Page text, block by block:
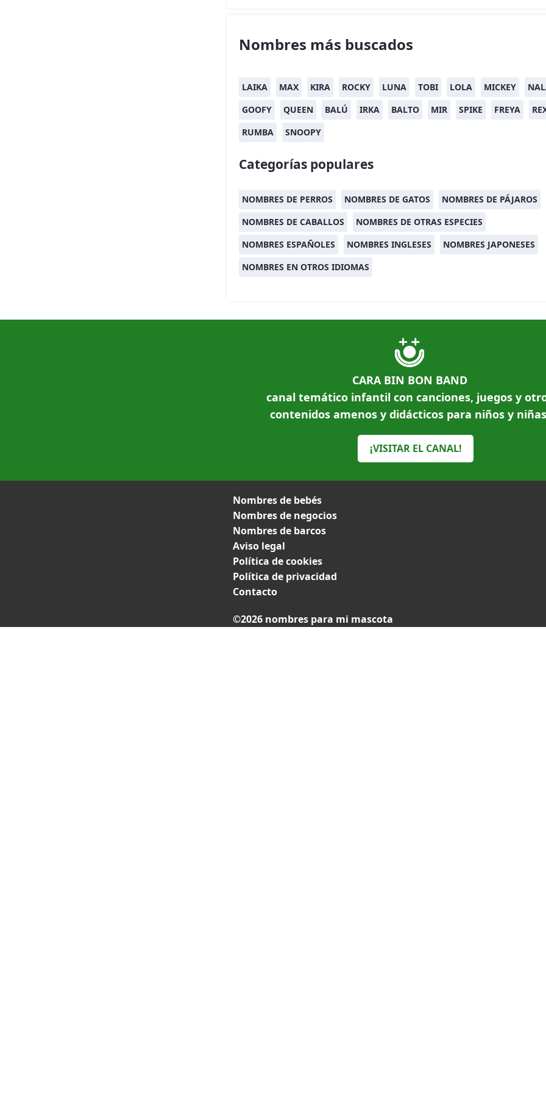
Nombres más buscados
LAIKA MAX KIRA ROCKY LUNA TOBI LOLA MICKEY
GOOFY
QUEEN BALÚ IRKA BALTO MIR SPIKE FREYA
RUMBA
SNOOPY
Categorías populares
NOMBRES DE PERROS NOMBRES DE GATOS
NOMBRES DE PÁJAROS
NOMBRES DE CABALLOS
NOMBRES DE OTRAS ESPECIES
NOMBRES ESPAÑOLES
NOMBRES INGLESES
NOMBRES JAPONESES
NOMBRES EN OTROS IDIOMAS
CARA BIN BON BAND
canal temático infantil con canciones, juegos y
contenidos amenos y didácticos para niños y
¡VISITAR EL CANAL!
Nombres de bebés
Nombres de negocios
Nombres de barcos
Aviso legal
Política de cookies
Política de privacidad
Contacto
©2026 nombres para mi mascota